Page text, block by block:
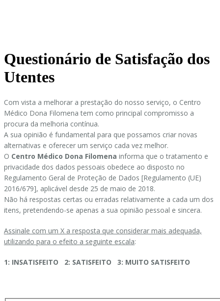
Questionário de Satisfação dos
Utentes
Com vista a melhorar a prestação do nosso serviço, o Centro
Médico Dona Filomena tem como principal compromisso a
procura da melhoria contínua.
A sua opinião é fundamental para que possamos criar novas
alternativas e oferecer um serviço cada vez melhor.
O Centro Médico Dona Filomena informa que o tratamento e
privacidade dos dados pessoais obedece ao disposto no
Regulamento Geral de Proteção de Dados [Regulamento (UE)
2016/679], aplicável desde 25 de maio de 2018.
Não há respostas certas ou erradas relativamente a cada um dos
itens, pretendendo-se apenas a sua opinião pessoal e sincera.
Assinale com um X a resposta que considerar mais adequada,
utilizando para o efeito a seguinte escala:
1: INSATISFEITO 2: SATISFEITO 3: MUITO SATISFEITO